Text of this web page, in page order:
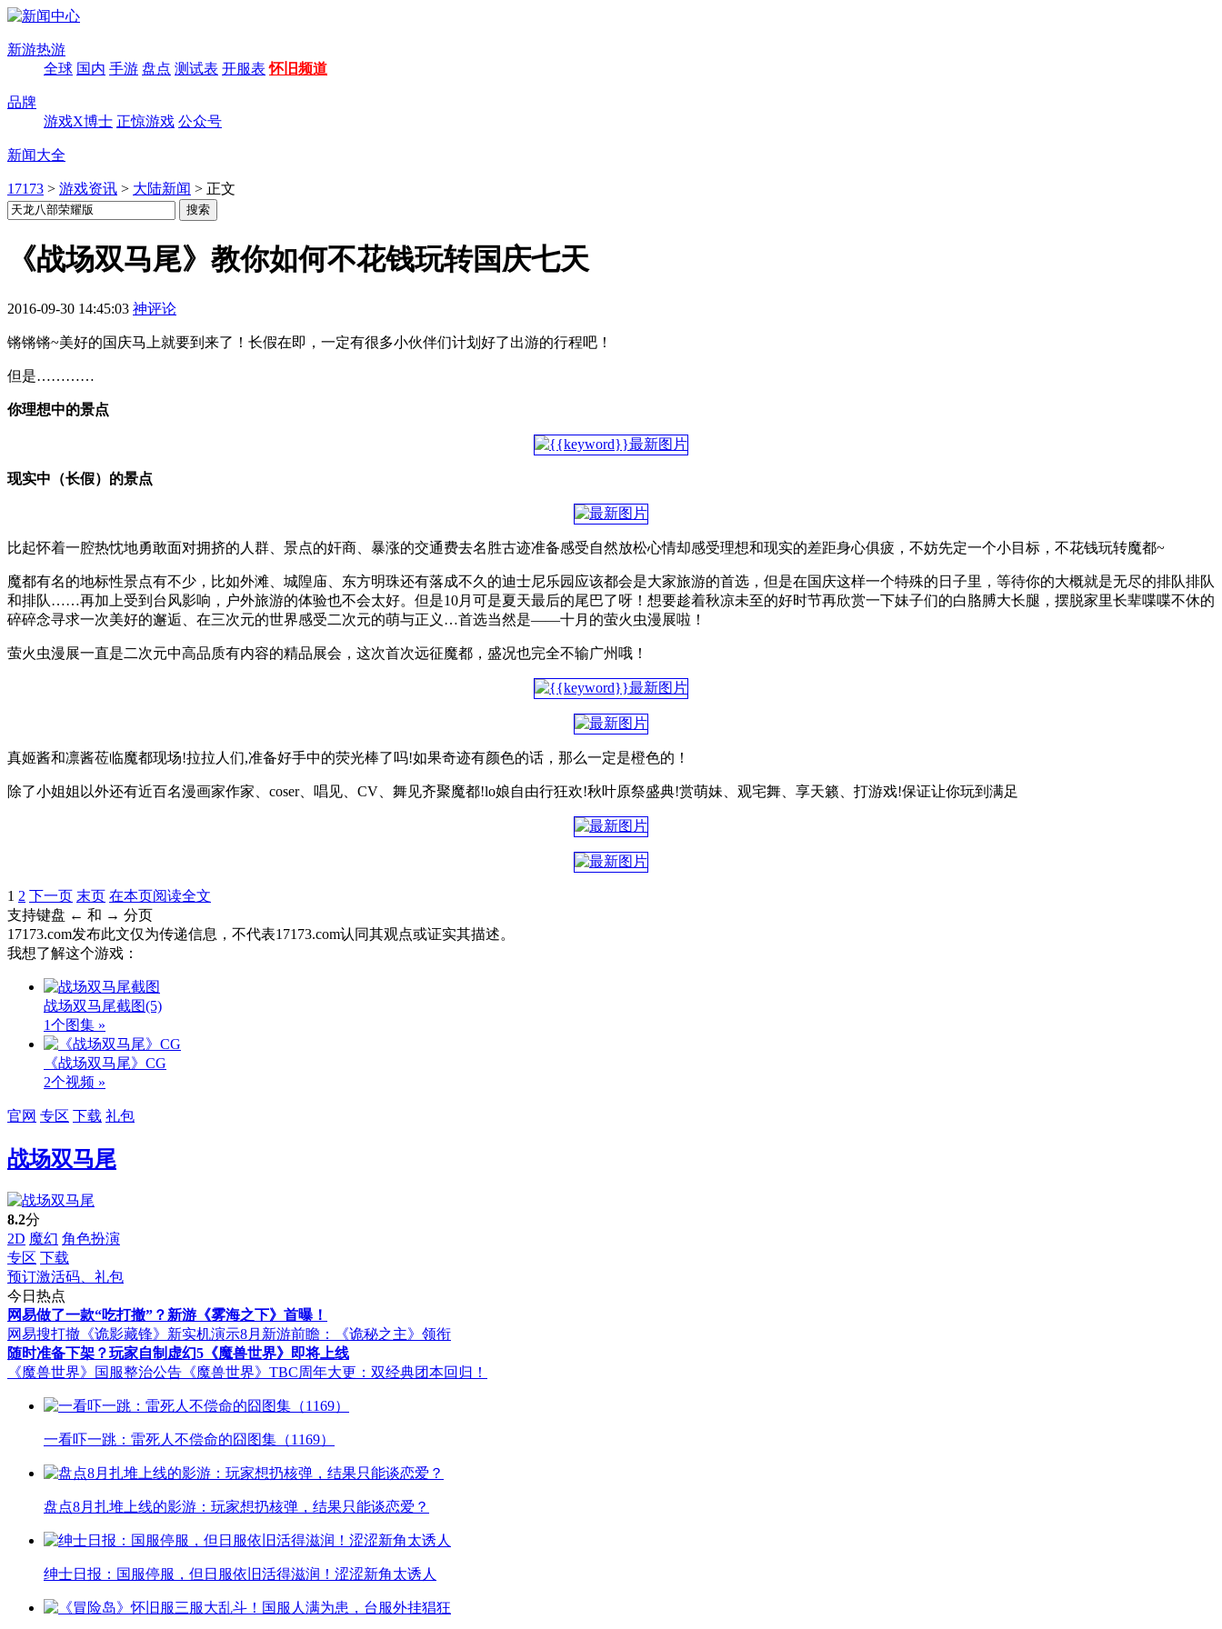
新游热游
全球 国内 手游 盘点 测试表 开服表 怀旧频道
品牌
游戏X博士 正惊游戏 公众号
新闻大全
17173 > 游戏资讯 > 大陆新闻 > 正文
《战场双马尾》教你如何不花钱玩转国庆七天
2016-09-30 14:45:03 神评论
锵锵锵~美好的国庆马上就要到来了！长假在即，一定有很多小伙伴们计划好了出游的行程吧！
但是…………
你理想中的景点
现实中（长假）的景点
比起怀着一腔热忱地勇敢面对拥挤的人群、景点的奸商、暴涨的交通费去名胜古迹准备感受自然放松心情却感受理想和现实的差距身心俱疲，不妨先定一个小目标，不花钱玩转魔都~
魔都有名的地标性景点有不少，比如外滩、城隍庙、东方明珠还有落成不久的迪士尼乐园应该都会是大家旅游的首选，但是在国庆这样一个特殊的日子里，等待你的大概就是无尽的排队排队
和排队……再加上受到台风影响，户外旅游的体验也不会太好。但是10月可是夏天最后的尾巴了呀！想要趁着秋凉未至的好时节再欣赏一下妹子们的白胳膊大长腿，摆脱家里长辈喋喋不休的
碎碎念寻求一次美好的邂逅、在三次元的世界感受二次元的萌与正义…首选当然是——十月的萤火虫漫展啦！
萤火虫漫展一直是二次元中高品质有内容的精品展会，这次首次远征魔都，盛况也完全不输广州哦！
真姬酱和凛酱莅临魔都现场!拉拉人们,准备好手中的荧光棒了吗!如果奇迹有颜色的话，那么一定是橙色的！
除了小姐姐以外还有近百名漫画家作家、coser、唱见、CV、舞见齐聚魔都!lo娘自由行狂欢!秋叶原祭盛典!赏萌妹、观宅舞、享天籁、打游戏!保证让你玩到满足
1 2 下一页 末页 在本页阅读全文
支持键盘 ← 和 → 分页
17173.com发布此文仅为传递信息，不代表17173.com认同其观点或证实其描述。
我想了解这个游戏：
战场双马尾截图(5)
1个图集 »
《战场双马尾》CG
2个视频 »
官网 专区 下载 礼包
战场双马尾
8.2分
2D 魔幻 角色扮演
专区 下载
预订激活码、礼包
今日热点
网易做了一款“吃打撤”？新游《雾海之下》首曝！
网易搜打撤《诡影藏锋》新实机演示8月新游前瞻：《诡秘之主》领衔
随时准备下架？玩家自制虚幻5《魔兽世界》即将上线
《魔兽世界》国服整治公告 《魔兽世界》TBC周年大更：双经典团本回归！
一看吓一跳：雷死人不偿命的囧图集（1169）
盘点8月扎堆上线的影游：玩家想扔核弹，结果只能谈恋爱？
绅士日报：国服停服，但日服依旧活得滋润！涩涩新角太诱人